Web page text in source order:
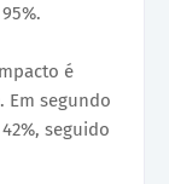
é
Em segundo
seguido